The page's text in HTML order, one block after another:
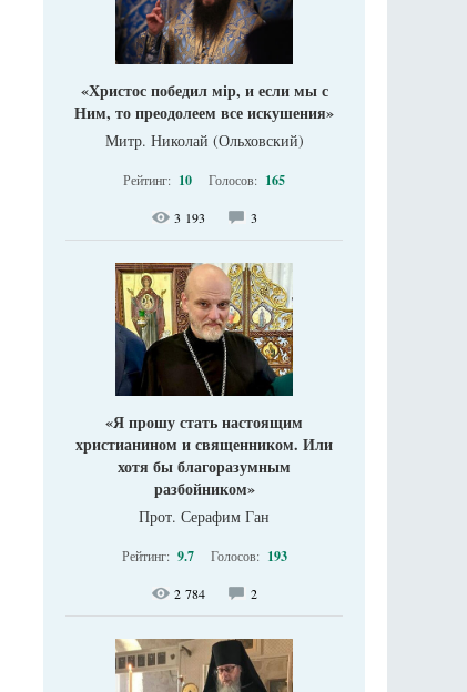
«Христос победил мір, и если мы с
Ним, то преодолеем все искушения»
Митр. Николай (Ольховский)
Рейтинг: 10 Голосов: 165
3 193 3
«Я прошу стать настоящим
христианином и священником. Или
хотя бы благоразумным
разбойником»
Прот. Серафим Ган
Рейтинг: 9.7 Голосов: 193
2 784 2